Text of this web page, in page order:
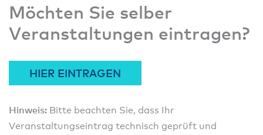
Möchten Sie selber
Veranstaltungen eintragen?
HIER EINTRAGEN
Hinweis: Bitte beachten Sie, dass Ihr
Veranstaltungseintrag technisch geprüft und